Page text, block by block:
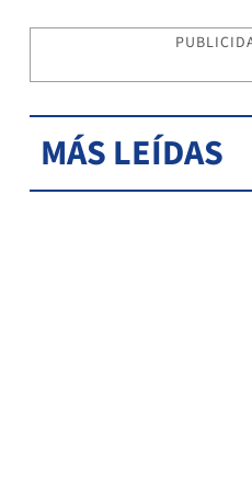
MÁS LEÍDAS